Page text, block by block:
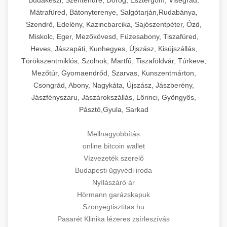
Mátrafüred, Bátonyterenye, Salgótarján,Rudabánya,
Szendrő, Edelény, Kazincbarcika, Sajószentpéter, Ózd,
Miskolc, Eger, Mezőkövesd, Füzesabony, Tiszafüred,
Heves, Jászapáti, Kunhegyes, Újszász, Kisújszállás,
Törökszentmiklós, Szolnok, Martfű, Tiszaföldvár, Túrkeve,
Mezőtúr, Gyomaendrőd, Szarvas, Kunszentmárton,
Csongrád, Abony, Nagykáta, Újszász, Jászberény,
Jászfényszaru, Jászárokszállás, Lőrinci, Gyöngyös,
Pásztó,Gyula, Sarkad
Mellnagyobbítás
online bitcoin wallet
Vízvezeték szerelő
Budapesti ügyvédi iroda
Nyílászáró ár
Hörmann garázskapuk
Szonyegtisztitas.hu
Pasarét Klinika lézeres zsírleszívás